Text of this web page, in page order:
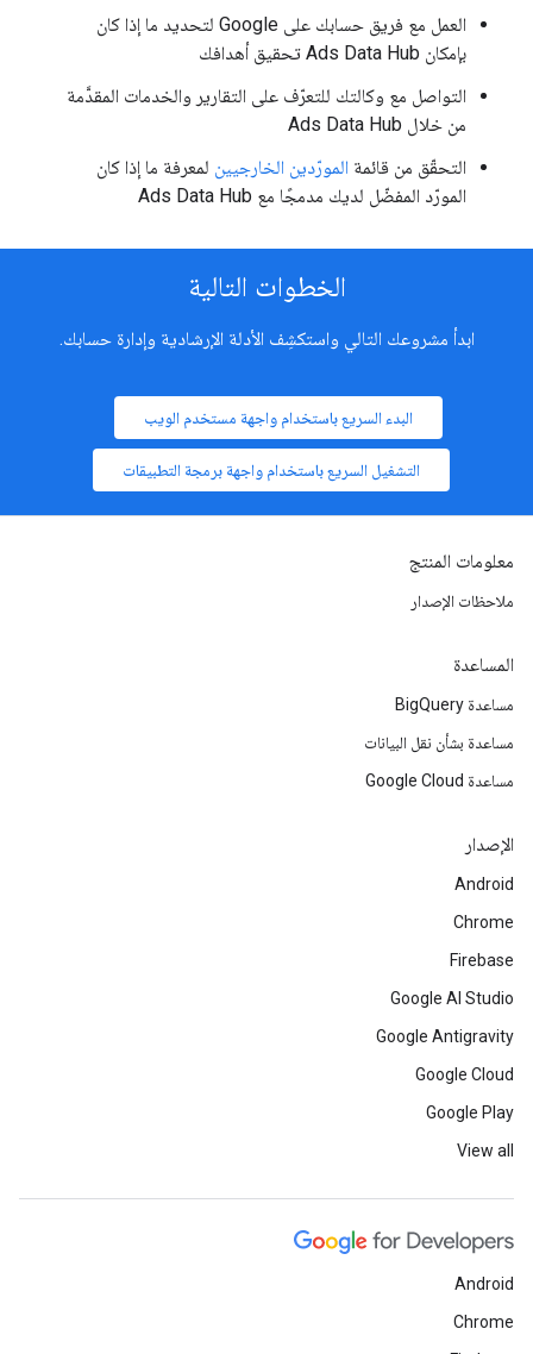
العمل مع فريق حسابك على Google لتحديد ما إذا كان
بإمكان Ads Data Hub تحقيق أهدافك
التواصل مع وكالتك للتعرّف على التقارير والخدمات المقدَّمة
من خلال Ads Data Hub
التحقّق من قائمة المورّدين الخارجيين لمعرفة ما إذا كان
المورّد المفضّل لديك مدمجًا مع Ads Data Hub
الخطوات التالية
ابدأ مشروعك التالي واستكشِف الأدلة الإرشادية وإدارة حسابك.
البدء السريع باستخدام واجهة مستخدم الويب
التشغيل السريع باستخدام واجهة برمجة التطبيقات
معلومات المنتج
ملاحظات الإصدار
المساعدة
مساعدة BigQuery
مساعدة بشأن نقل البيانات
مساعدة Google Cloud
الإصدار
Android
Chrome
Firebase
Google AI Studio
Google Antigravity
Google Cloud
Google Play
View all
Android
Chrome